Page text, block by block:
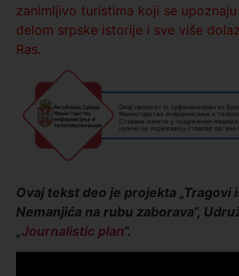
zanimljivo turistima koji se
delom srpske istorije i sve više
Ras.
Ovaj tekst deo je projekta „Tragovi
Nemanjića na rubu zaborava“,
Journalistic plan“.